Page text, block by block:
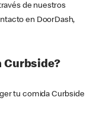
de nuestros
en DoorDash,
Curbside?
tu comida Curbside